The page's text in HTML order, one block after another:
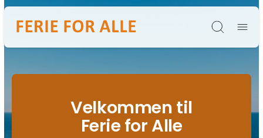
Søg
Velkommen til
Ferie for Alle